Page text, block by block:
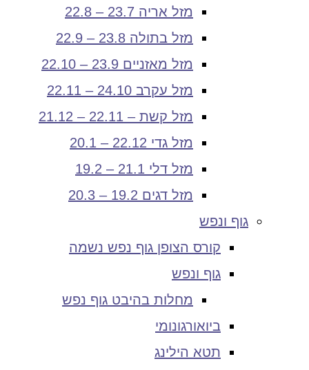
מזל אריה 23.7 – 22.8
מזל בתולה 23.8 – 22.9
מזל מאזניים 23.9 – 22.10
מזל עקרב 24.10 – 22.11
מזל קשת – 22.11 – 21.12
מזל גדי 22.12 – 20.1
מזל דלי 21.1 – 19.2
מזל דגים 19.2 – 20.3
גוף ונפש
קורס הצופן גוף נפש נשמה
גוף ונפש
מחלות בהיבט גוף נפש
ביואורגונומי
תטא הילינג